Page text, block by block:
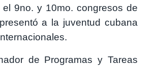
el 9no. y 10mo. congresos de
a la juventud cubana
de Programas y Tareas